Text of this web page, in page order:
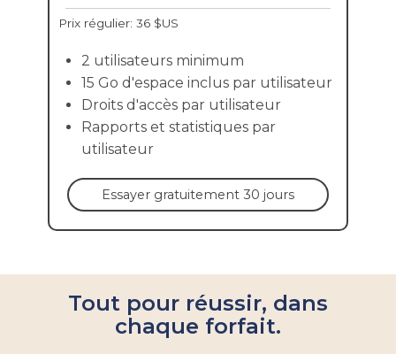
Prix régulier: 36 $US
2 utilisateurs minimum
15 Go d'espace inclus par utilisateur
Droits d'accès par utilisateur
Rapports et statistiques par
utilisateur
Essayer gratuitement 30 jours
Tout pour réussir, dans
chaque forfait.